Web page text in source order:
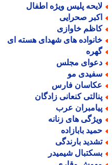
پلیس ویژه اطفال
صحرایی
خاوازی
های شهدای هسته ای
مجلس
مو
فارس
کنعانی زادگان
عرب
های زنانه
بابازاده
بارندگی
شیمیدر